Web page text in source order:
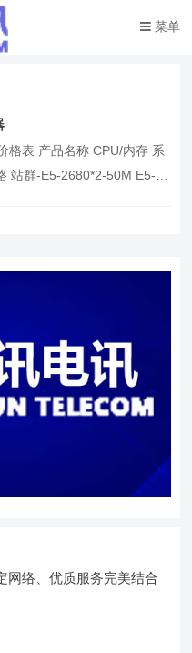
菜单
格表 产品名称 CPU/内存 系
站群-E5-2680*2-50M E5-
网络、优质服务完美结合